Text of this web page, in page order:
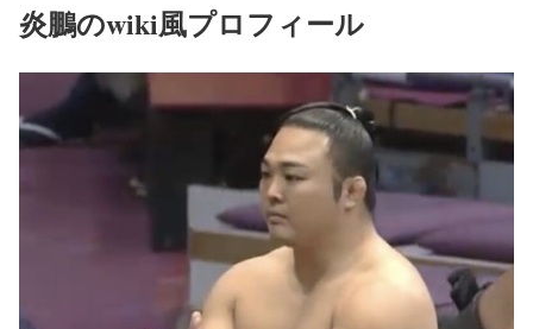
炎鵬のwiki風プロフィール